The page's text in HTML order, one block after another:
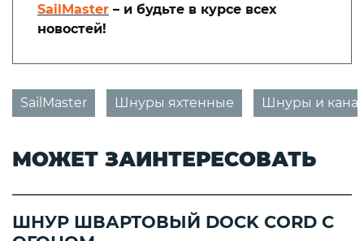
SailMaster – и будьте в курсе всех
новостей!
SailMaster Шнуры яхтенные Шнуры и
МОЖЕТ ЗАИНТЕРЕСОВАТЬ
ШНУР ШВАРТОВЫЙ DOCK CORD С